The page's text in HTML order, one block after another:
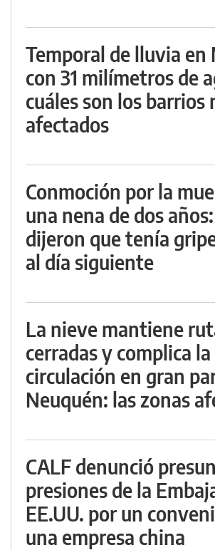
Temporal de lluvia en
con 31 milímetros de
cuáles son los barrios
afectados
Conmoción por la
una nena de dos
dijeron que tenía
al día siguiente
La nieve mantiene
cerradas y complica la
circulación en gran
Neuquén: las zonas
CALF denunció
presiones de la
EE.UU. por un
una empresa china